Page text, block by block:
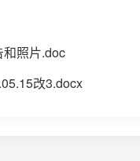
照片.doc
改3.docx